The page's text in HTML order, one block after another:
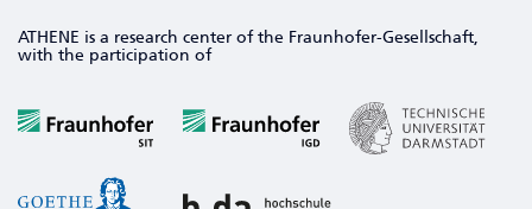
ATHENE is a research center of the Fraunhofer-Gesellschaft,
with the participation of